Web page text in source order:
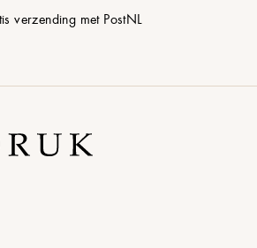
verzending met PostNL